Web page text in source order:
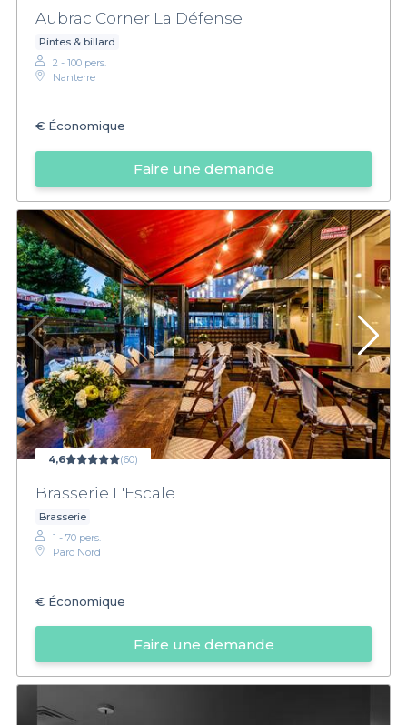
Aubrac Corner La Défense
Pintes & billard
2 - 100 pers.
Nanterre
€ Économique
Faire une demande
4,6 (60)
Brasserie L'Escale
Brasserie
1 - 70 pers.
Parc Nord
€ Économique
Faire une demande